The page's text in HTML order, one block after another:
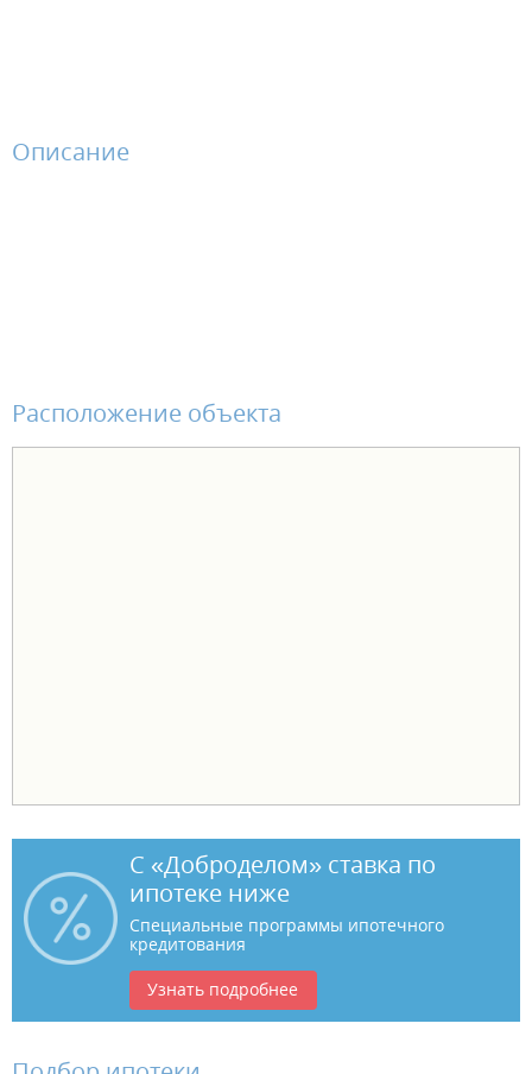
Описание
Расположение объекта
С «Доброделом» ставка по
ипотеке ниже
Специальные программы ипотечного
кредитования
Узнать подробнее